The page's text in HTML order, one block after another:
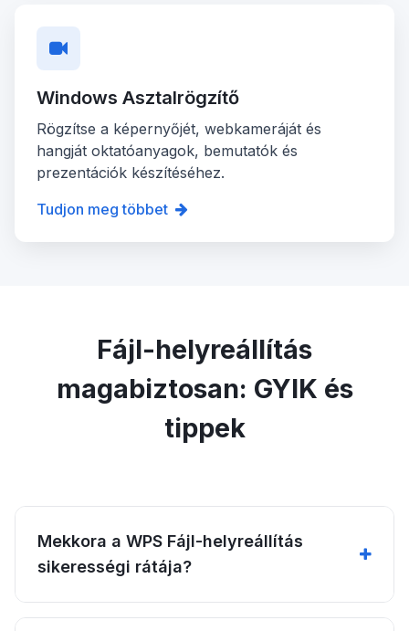
Windows Asztalrögzítő
Rögzítse a képernyőjét, webkameráját és
hangját oktatóanyagok, bemutatók és
prezentációk készítéséhez.
Tudjon meg többet
Fájl-helyreállítás
magabiztosan: GYIK és
tippek
Mekkora a WPS Fájl-helyreállítás
sikerességi rátája?